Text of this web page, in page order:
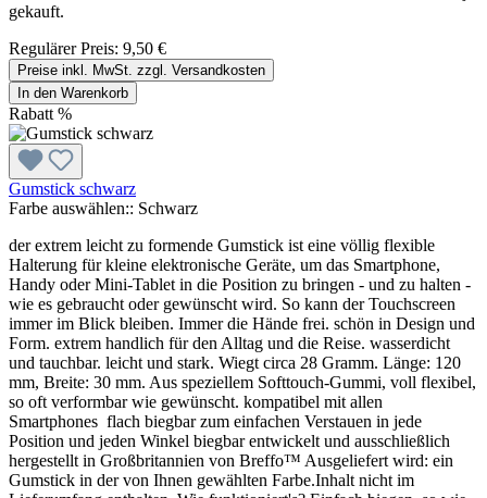
gekauft.
Regulärer Preis: 9,50 €
Preise inkl. MwSt. zzgl. Versandkosten
In den Warenkorb
Rabatt %
Gumstick schwarz
Farbe auswählen:: Schwarz
der extrem leicht zu formende Gumstick ist eine völlig flexible
Halterung für kleine elektronische Geräte, um das Smartphone,
Handy oder Mini-Tablet in die Position zu bringen - und zu halten -
wie es gebraucht oder gewünscht wird. So kann der Touchscreen
immer im Blick bleiben. Immer die Hände frei. schön in Design und
Form. extrem handlich für den Alltag und die Reise. wasserdicht
und tauchbar. leicht und stark. Wiegt circa 28 Gramm. Länge: 120
mm, Breite: 30 mm. Aus speziellem Softtouch-Gummi, voll flexibel,
so oft verformbar wie gewünscht. kompatibel mit allen
Smartphones flach biegbar zum einfachen Verstauen in jede
Position und jeden Winkel biegbar entwickelt und ausschließlich
hergestellt in Großbritannien von Breffo™ Ausgeliefert wird: ein
Gumstick in der von Ihnen gewählten Farbe.Inhalt nicht im